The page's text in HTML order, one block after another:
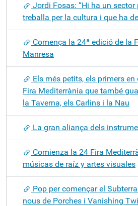
Jordi Fosas: “Hi ha un
treballa per la cultura i que ha
Comença la 24ª edició de la
Manresa
Els més petits, els primers
Fira Mediterrània que també
la Taverna, els Carlins i la Nau
La gran aliança dels
Comienza la 24 Fira
músicas de raíz y artes visuales
Pop per començar el
nous de Porches i Vanishing